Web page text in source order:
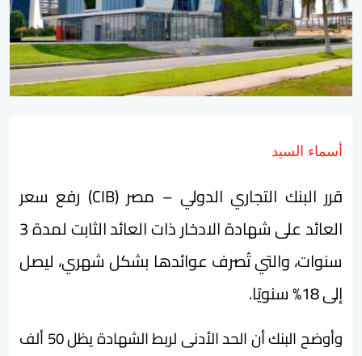
أسماء السيد
قرر البنك التجاري الدولي – مصر (CIB) رفع سعر
العائد على شهادة الادخار ذات العائد الثابت لمدة 3
سنوات، والتي تُصرف عوائدها بشكل شهري، ليصل
إلى 18% سنويًا.
وأوضح البنك أن الحد الأدنى لربط الشهادة يظل 50 ألف